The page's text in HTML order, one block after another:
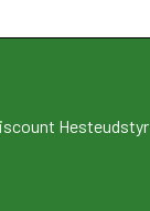
Hesteudstyr